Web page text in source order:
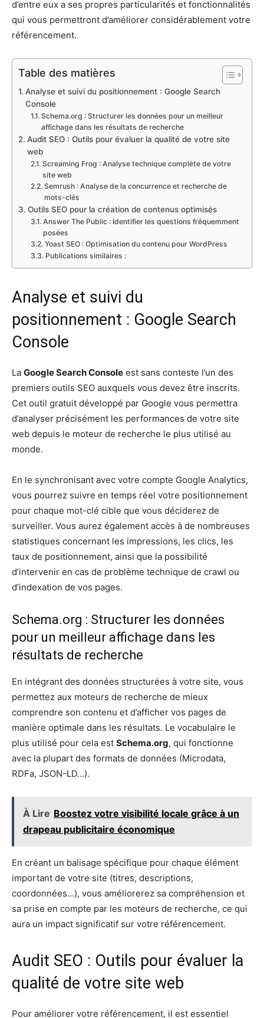
d’entre eux a ses propres particularités et fonctionnalités
qui vous permettront d’améliorer considérablement votre
référencement.
Table des matières
Analyse et suivi du positionnement : Google Search
Console
Schema.org : Structurer les données pour un meilleur
affichage dans les résultats de recherche
Audit SEO : Outils pour évaluer la qualité de votre site
web
Screaming Frog : Analyse technique complète de votre
site web
Semrush : Analyse de la concurrence et recherche de
mots-clés
Outils SEO pour la création de contenus optimisés
Answer The Public : Identifier les questions fréquemment
posées
Yoast SEO : Optimisation du contenu pour WordPress
Publications similaires :
Analyse et suivi du
positionnement : Google Search
Console
La Google Search Console est sans conteste l’un des
premiers outils SEO auxquels vous devez être inscrits.
Cet outil gratuit développé par Google vous permettra
d’analyser précisément les performances de votre site
web depuis le moteur de recherche le plus utilisé au
monde.
En le synchronisant avec votre compte Google Analytics,
vous pourrez suivre en temps réel votre positionnement
pour chaque mot-clé cible que vous déciderez de
surveiller. Vous aurez également accès à de nombreuses
statistiques concernant les impressions, les clics, les
taux de positionnement, ainsi que la possibilité
d’intervenir en cas de problème technique de crawl ou
d’indexation de vos pages.
Schema.org : Structurer les données
pour un meilleur affichage dans les
résultats de recherche
En intégrant des données structurées à votre site, vous
permettez aux moteurs de recherche de mieux
comprendre son contenu et d’afficher vos pages de
manière optimale dans les résultats. Le vocabulaire le
plus utilisé pour cela est Schema.org, qui fonctionne
avec la plupart des formats de données (Microdata,
RDFa, JSON-LD…).
À Lire Boostez votre visibilité locale grâce à un
drapeau publicitaire économique
En créant un balisage spécifique pour chaque élément
important de votre site (titres, descriptions,
coordonnées…), vous améliorerez sa compréhension et
sa prise en compte par les moteurs de recherche, ce qui
aura un impact significatif sur votre référencement.
Audit SEO : Outils pour évaluer la
qualité de votre site web
Pour améliorer votre référencement, il est essentiel